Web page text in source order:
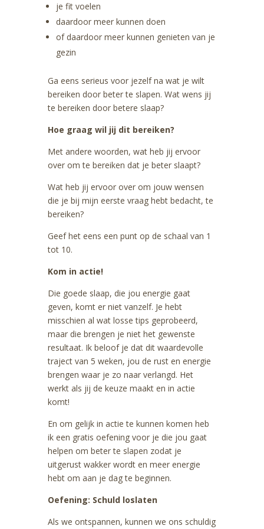
je fit voelen
daardoor meer kunnen doen
of daardoor meer kunnen genieten van je
gezin
Ga eens serieus voor jezelf na wat je wilt
bereiken door beter te slapen. Wat wens jij
te bereiken door betere slaap?
Hoe graag wil jij dit bereiken?
Met andere woorden, wat heb jij ervoor
over om te bereiken dat je beter slaapt?
Wat heb jij ervoor over om jouw wensen
die je bij mijn eerste vraag hebt bedacht, te
bereiken?
Geef het eens een punt op de schaal van 1
tot 10.
Kom in actie!
Die goede slaap, die jou energie gaat
geven, komt er niet vanzelf. Je hebt
misschien al wat losse tips geprobeerd,
maar die brengen je niet het gewenste
resultaat. Ik beloof je dat dit waardevolle
traject van 5 weken, jou de rust en energie
brengen waar je zo naar verlangd. Het
werkt als jij de keuze maakt en in actie
komt!
En om gelijk in actie te kunnen komen heb
ik een gratis oefening voor je die jou gaat
helpen om beter te slapen zodat je
uitgerust wakker wordt en meer energie
hebt om aan je dag te beginnen.
Oefening: Schuld loslaten
Als we ontspannen, kunnen we ons schuldig